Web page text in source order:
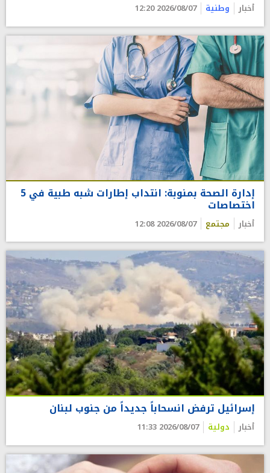
أخبار وطنية 2026/08/07 12:20
إدارة الصحة بمنوبة: انتداب إطارات شبه طبية في 5
اختصاصات
أخبار مجتمع 2026/08/07 12:08
إسرائيل ترفض انسحاباً جديداً من جنوب لبنان
أخبار دولية 2026/08/07 11:33